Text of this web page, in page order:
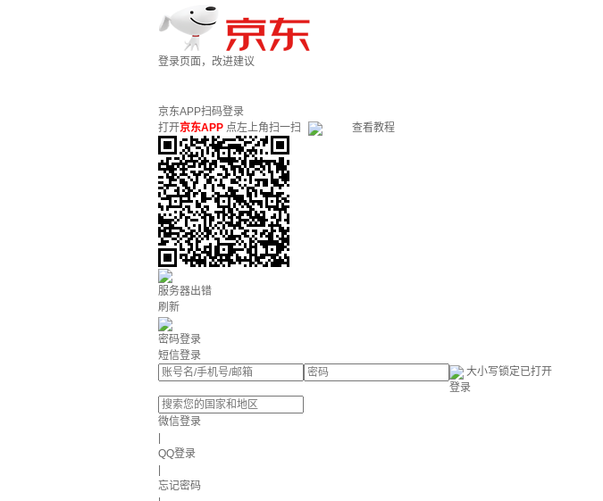
登录页面，改进建议
京东APP扫码登录
打开京东APP 点左上角扫一扫 查看教程
服务器出错
刷新
密码登录
短信登录
大小写锁定已打开
登录
微信登录
QQ登录
忘记密码